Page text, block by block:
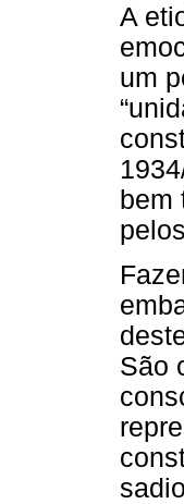
A
um
bem
São